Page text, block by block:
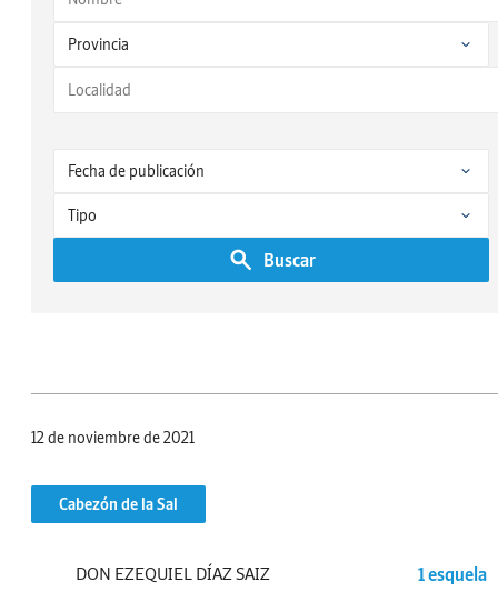
Buscar
12 de noviembre de 2021
Cabezón de la Sal
DON EZEQUIEL DÍAZ SAIZ 1 esquela